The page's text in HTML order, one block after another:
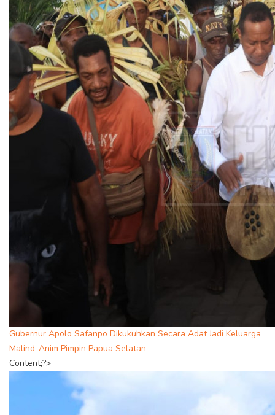
Gubernur Apolo Safanpo Dikukuhkan Secara Adat Jadi Keluarga
Malind-Anim Pimpin Papua Selatan
Content;?>